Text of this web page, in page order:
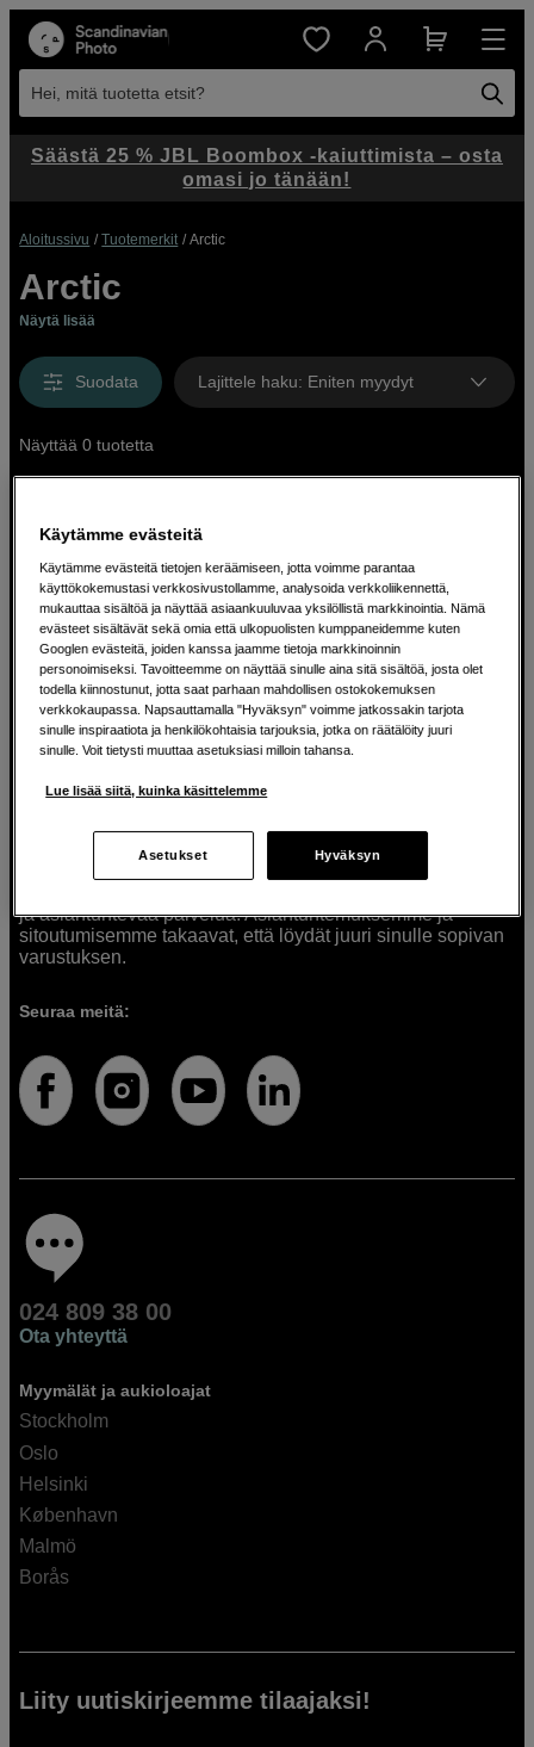
Hei, mitä tuotetta etsit?
Aloitussivu Tuotemerkit Arctic
Arctic
Näytä lisää
Suodata Lajittele haku: Eniten myydyt
Näyttää 0 tuotetta
Ratkaisuja luoville ihmisille jo vuodesta
1982
Olemme Scandinavian Photolla jo yli 40 vuoden ajan
auttaneet luovia ihmisiä toteuttamaan visioitaan.
Tarjoamme inspiraatiota, asiantuntemusta ja tuotteita
muun muassa valokuvauksen, äänen, videokuvauksen ja
musiikin ja taiteen harrastajia. Oikeilla työkaluilla ideat
muuttuvat todellisuudeksi. Autamme sinua valitsemaan
ja asiantuntevaa palvelua. Asiantuntemuksemme ja
sitoutumisemme takaavat, että löydät juuri sinulle sopivan
varustuksen.
Seuraa meitä:
024 809 38 00
Ota yhteyttä
Myymälät ja aukioloajat
Stockholm
Oslo
Helsinki
København
Malmö
Borås
Liity uutiskirjeemme tilaajaksi!
Säästä 25 % JBL Boombox -kaiuttimista – osta
omasi jo tänään!
Käytämme evästeitä
Käytämme evästeitä tietojen keräämiseen, jotta voimme parantaa
käyttökokemustasi verkkosivustollamme, analysoida verkkoliikennettä,
mukauttaa sisältöä ja näyttää asiaankuuluvaa yksilöllistä markkinointia. Nämä
evästeet sisältävät sekä omia että ulkopuolisten kumppaneidemme kuten
Googlen evästeitä, joiden kanssa jaamme tietoja markkinoinnin
personoimiseksi. Tavoitteemme on näyttää sinulle aina sitä sisältöä, josta olet
todella kiinnostunut, jotta saat parhaan mahdollisen ostokokemuksen
verkkokaupassa. Napsauttamalla "Hyväksyn" voimme jatkossakin tarjota
sinulle inspiraatiota ja henkilökohtaisia tarjouksia, jotka on räätälöity juuri
sinulle. Voit tietysti muuttaa asetuksiasi milloin tahansa.
Lue lisää siitä, kuinka käsittelemme
Asetukset Hyväksyn